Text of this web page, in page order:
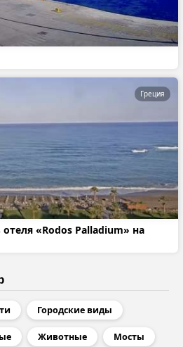
«Rodos Palladium» на
Греция
Городские виды
Животные Мосты